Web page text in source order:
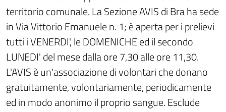
territorio comunale. La Sezione AVIS di Bra ha sede
in Via Vittorio Emanuele n. 1; è aperta per i prelievi
tutti i VENERDI', le DOMENICHE ed il secondo
LUNEDI' del mese dalla ore 7,30 alle ore 11,30.
L'AVIS è un'associazione di volontari che donano
gratuitamente, volontariamente, periodicamente
ed in modo anonimo il proprio sangue. Esclude